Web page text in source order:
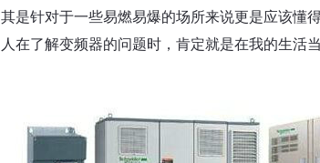
其是针对于一些易燃易爆的场所来说更是应该懂
人在了解变频器的问题时，肯定就是在我的生活